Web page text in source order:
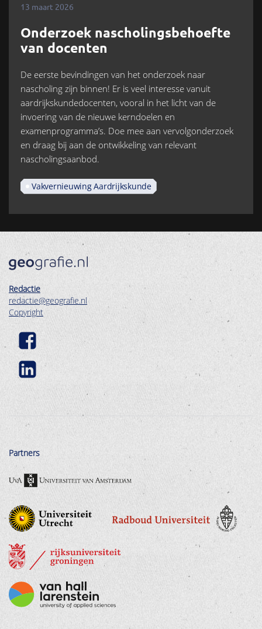
13 maart 2026
Onderzoek nascholingsbehoefte
van docenten
De eerste bevindingen van het onderzoek naar
nascholing zijn binnen! Er is veel interesse vanuit
aardrijkskundedocenten, vooral in het licht van de
invoering van de nieuwe kerndoelen en
examenprogramma’s. Doe mee aan vervolgonderzoek
en draag bij aan de ontwikkeling van relevant
nascholingsaanbod.
Vakvernieuwing Aardrijkskunde
Redactie
redactie@geografie.nl
Copyright
Partners